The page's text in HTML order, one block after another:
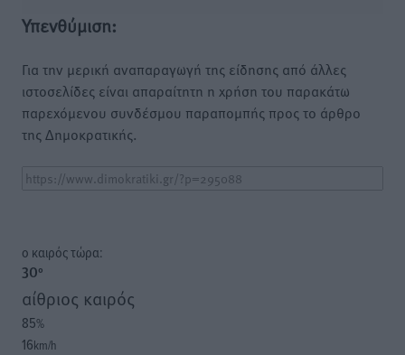
Υπενθύμιση:
Για την μερική αναπαραγωγή της είδησης από άλλες
ιστοσελίδες είναι απαραίτητη η χρήση του παρακάτω
παρεχόμενου συνδέσμου παραπομπής προς το άρθρο
της Δημοκρατικής.
o καιρός τώρα:
30°
αίθριος καιρός
85%
16km/h